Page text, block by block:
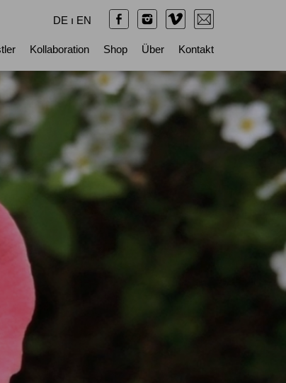
Kollaboration Shop Über Kontakt
DE ı EN